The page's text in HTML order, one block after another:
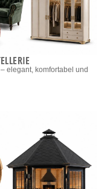
elegant, komfortabel und